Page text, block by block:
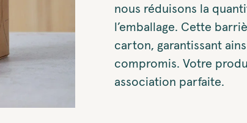
nous réduisons la
l’emballage. Cette
carton, garantissant
compromis. Votre
association parfaite.